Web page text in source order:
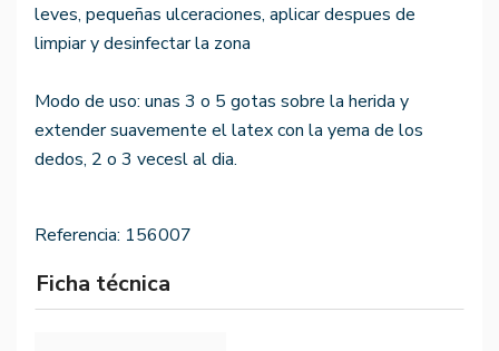
leves, pequeñas ulceraciones, aplicar despues de
limpiar y desinfectar la zona
Modo de uso: unas 3 o 5 gotas sobre la herida y
extender suavemente el latex con la yema de los
dedos, 2 o 3 vecesl al dia.
Referencia: 156007
Ficha técnica